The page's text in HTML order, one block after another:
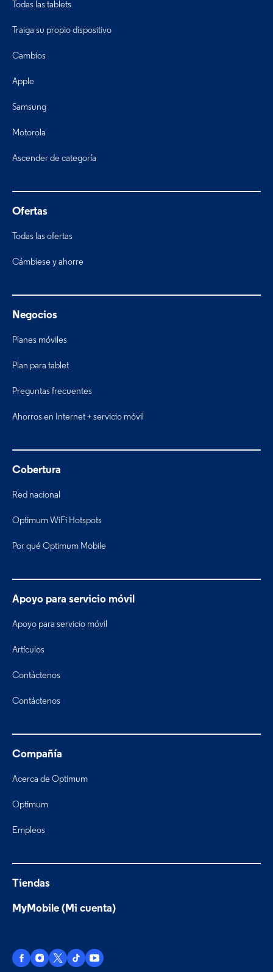
Todas las tablets
Traiga su propio dispositivo
Cambios
Apple
Samsung
Motorola
Ascender de categoría
Ofertas
Todas las ofertas
Cámbiese y ahorre
Negocios
Planes móviles
Plan para tablet
Preguntas frecuentes
Ahorros en Internet + servicio móvil
Cobertura
Red nacional
Optimum WiFi Hotspots
Por qué Optimum Mobile
Apoyo para servicio móvil
Apoyo para servicio móvil
Artículos
Contáctenos
Contáctenos
Compañía
Acerca de Optimum
Optimum
Empleos
Tiendas
MyMobile (Mi cuenta)